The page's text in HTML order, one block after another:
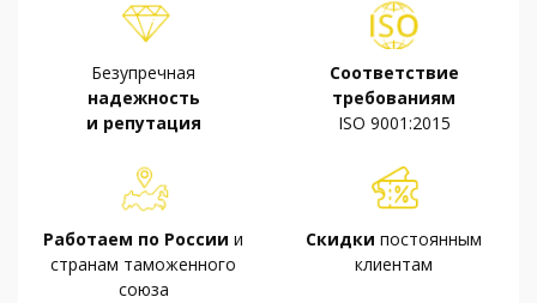
Безупречная
надежность
и репутация
Соответствие
требованиям
ISO 9001:2015
Работаем по России и
странам таможенного
союза
Скидки постоянным
клиентам